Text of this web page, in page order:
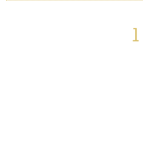
1